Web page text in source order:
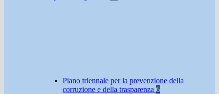
Piano triennale per la prevenzione della
corruzione e della trasparenza 6